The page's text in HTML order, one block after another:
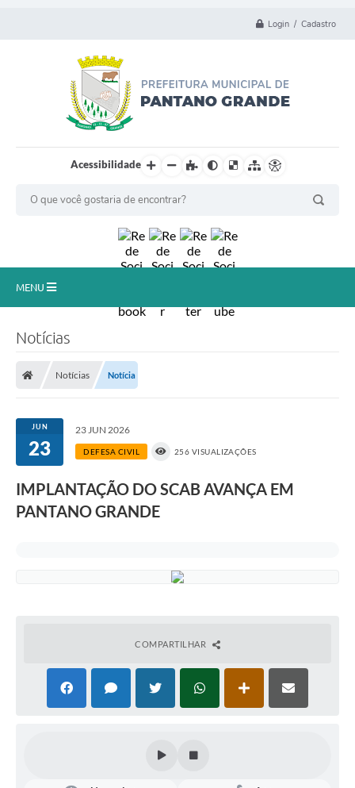
Login / Cadastro
Acessibilidade
MENU
Publicações / Transparência
Secretarias
Expocal, Festa do Cavalo e o Relincho da Canção Nativa
Contratos
Audiências Públicas
Notícias
Notícias Notícia
JUN
23
23 JUN 2026
DEFESA CIVIL 256 VISUALIZAÇÕES
IMPLANTAÇÃO DO SCAB AVANÇA EM
PANTANO GRANDE
COMPARTILHAR